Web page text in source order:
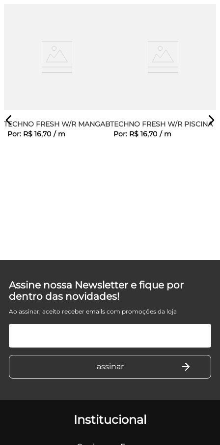
TECHNO FRESH W/R MANGABA
Por: R$ 16,70 / m
TECHNO FRESH W/R PISCINA
Por: R$ 16,70 / m
Assine nossa Newsletter e fique por
dentro das novidades!
Ao assinar, aceito receber emails com promoções da loja
Institucional